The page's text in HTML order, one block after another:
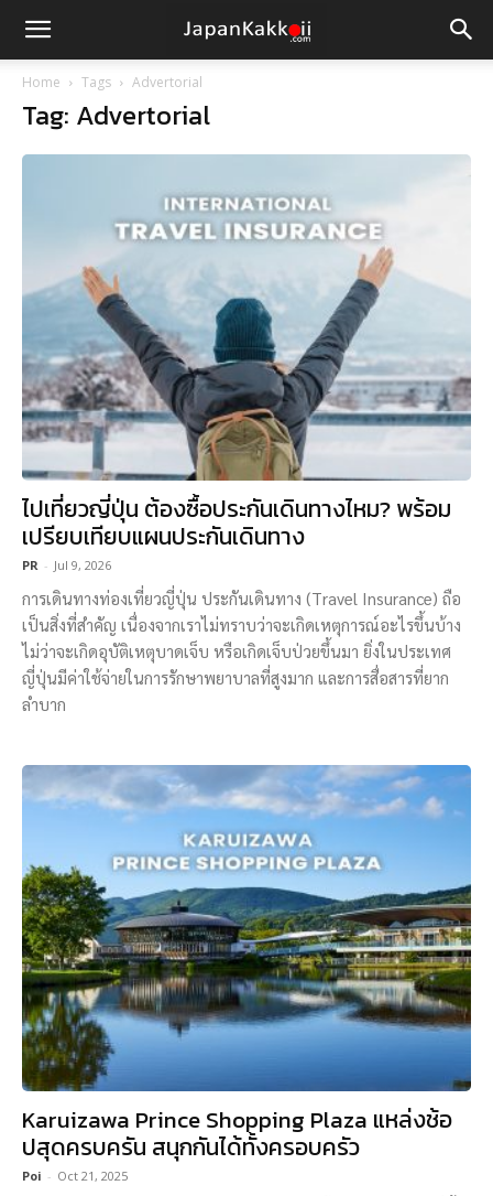
Home Tags Advertorial
Tag: Advertorial
ไปเที่ยวญี่ปุ่น ต้องซื้อประกันเดินทางไหม? พร้อม
เปรียบเทียบแผนประกันเดินทาง
PR - Jul 9, 2026
การเดินทางท่องเที่ยวญี่ปุ่น ประกันเดินทาง (Travel Insurance) ถือ
เป็นสิ่งที่สำคัญ เนื่องจากเราไม่ทราบว่าจะเกิดเหตุการณ์อะไรขึ้นบ้าง
ไม่ว่าจะเกิดอุบัติเหตุบาดเจ็บ หรือเกิดเจ็บป่วยขึ้นมา ยิ่งในประเทศ
ญี่ปุ่นมีค่าใช้จ่ายในการรักษาพยาบาลที่สูงมาก และการสื่อสารที่ยาก
ลำบาก
Karuizawa Prince Shopping Plaza แหล่งช้อ
ปสุดครบครัน สนุกกันได้ทั้งครอบครัว
Poi - Oct 21, 2025